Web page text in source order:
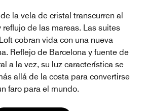
la vela de cristal transcurren al
reflujo de las mareas. Las suites
cobran vida con una nueva
Reflejo de Barcelona y fuente de
a la vez, su luz característica se
allá de la costa para convertirse
faro para el mundo.